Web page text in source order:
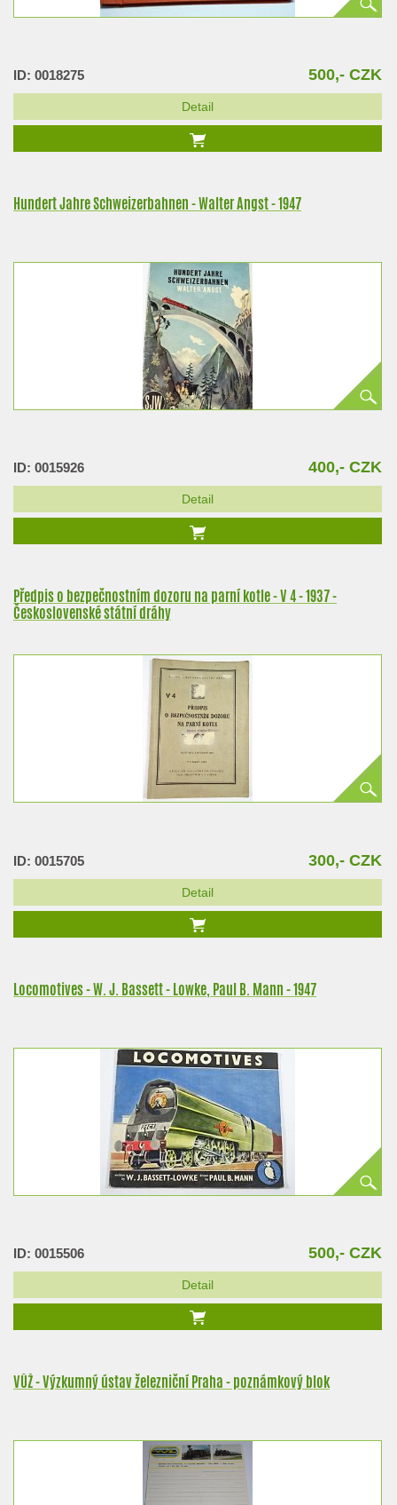
ID: 0018275 500,- CZK
Detail
Hundert Jahre Schweizerbahnen - Walter Angst - 1947
ID: 0015926 400,- CZK
Detail
Předpis o bezpečnostním dozoru na parní kotle - V 4 - 1937 -
Československé státní dráhy
ID: 0015705 300,- CZK
Detail
Locomotives - W. J. Bassett - Lowke, Paul B. Mann - 1947
ID: 0015506 500,- CZK
Detail
VÚŽ - Výzkumný ústav železniční Praha - poznámkový blok